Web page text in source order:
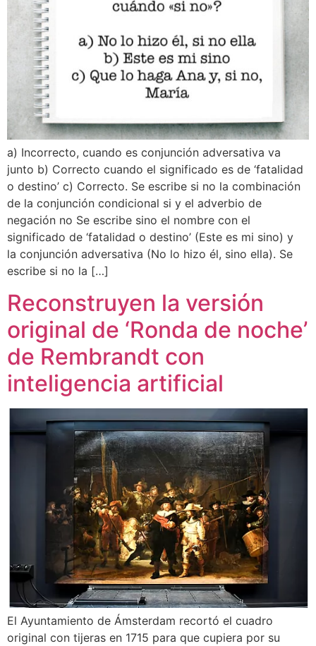
a) Incorrecto, cuando es conjunción adversativa va
junto b) Correcto cuando el significado es de ‘fatalidad
o destino’ c) Correcto. Se escribe si no la combinación
de la conjunción condicional si y el adverbio de
negación no Se escribe sino el nombre con el
significado de ‘fatalidad o destino’ (Este es mi sino) y
la conjunción adversativa (No lo hizo él, sino ella). Se
escribe si no la […]
Reconstruyen la versión
original de ‘Ronda de noche’
de Rembrandt con
inteligencia artificial
El Ayuntamiento de Ámsterdam recortó el cuadro
original con tijeras en 1715 para que cupiera por su